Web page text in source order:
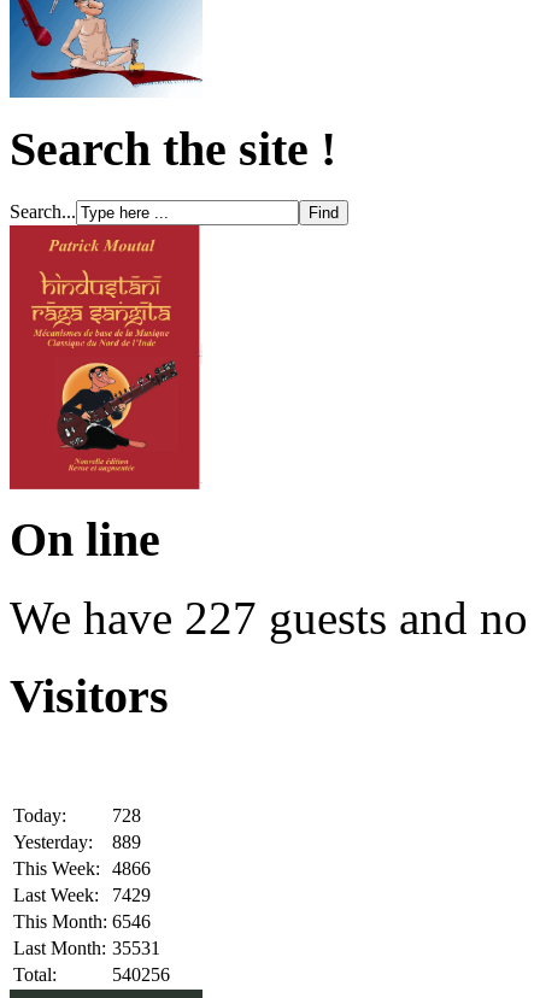
Search the site !
Search...
On line
We have 227 guests and
Visitors
Today:
728
Yesterday:
889
This Week:
4866
Last Week:
7429
This Month: 6546
Last Month: 35531
Total:
540256